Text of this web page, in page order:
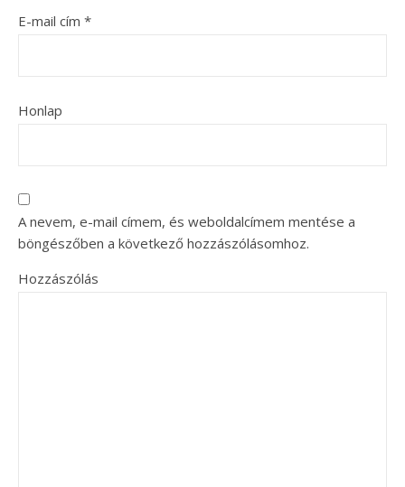
E-mail cím *
Honlap
A nevem, e-mail címem, és weboldalcímem mentése a
böngészőben a következő hozzászólásomhoz.
Hozzászólás